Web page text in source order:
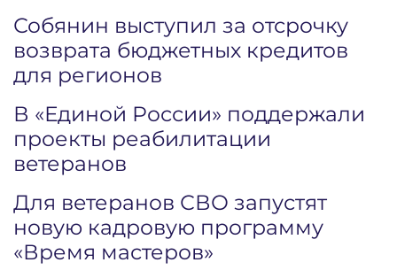
Собянин выступил за отсрочку
возврата бюджетных кредитов
для регионов
В «Единой России» поддержали
проекты реабилитации
ветеранов
Для ветеранов СВО запустят
новую кадровую программу
«Время мастеров»